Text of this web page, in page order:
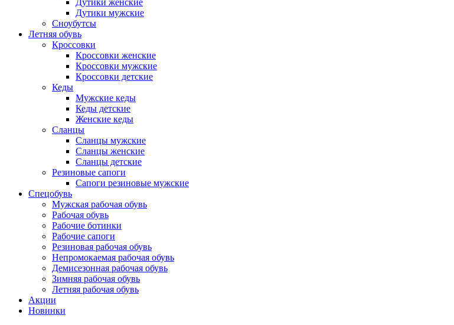
Дутики женские
Дутики мужские
Сноубутсы
Летняя обувь
Кроссовки
Кроссовки женские
Кроссовки мужские
Кроссовки детские
Кеды
Мужские кеды
Кеды детские
Женские кеды
Сланцы
Сланцы мужские
Сланцы женские
Сланцы детские
Резиновые сапоги
Сапоги резиновые мужские
Спецобувь
Мужская рабочая обувь
Рабочая обувь
Рабочие ботинки
Рабочие сапоги
Резиновая рабочая обувь
Непромокаемая рабочая обувь
Демисезонная рабочая обувь
Зимняя рабочая обувь
Летняя рабочая обувь
Акции
Новинки